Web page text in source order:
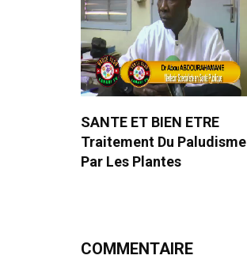
SANTE ET BIEN ETRE
Traitement Du Paludisme
Par Les Plantes
COMMENTAIRE